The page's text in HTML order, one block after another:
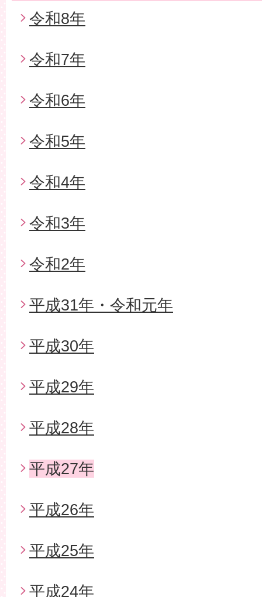
令和8年
令和7年
令和6年
令和5年
令和4年
令和3年
令和2年
平成31年・令和元年
平成30年
平成29年
平成28年
平成27年
平成26年
平成25年
平成24年